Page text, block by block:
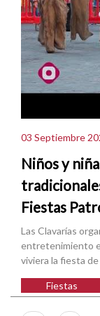
03 Septiembre
Niños y
Fiestas
Las Clavarías
entretenimiento
viviera la fiesta de
Fiestas